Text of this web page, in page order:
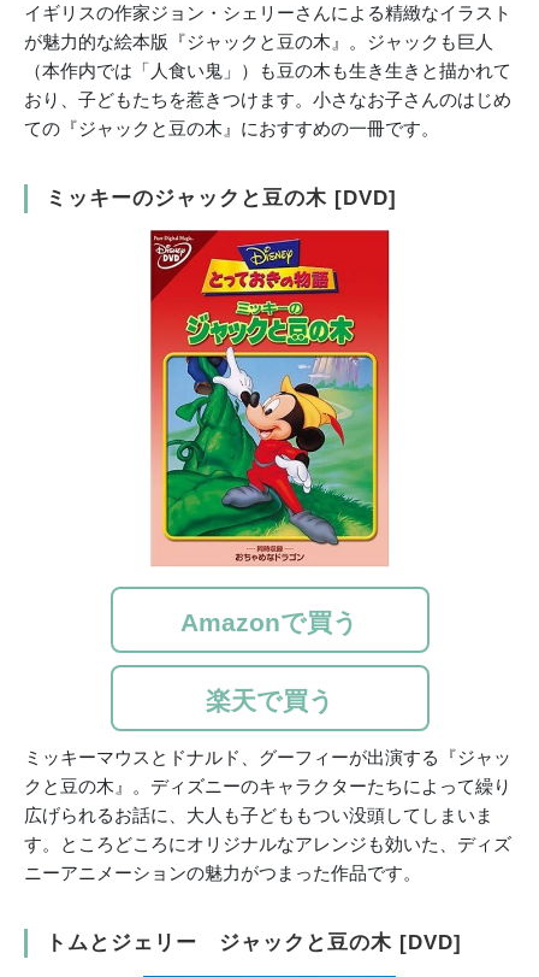
イギリスの作家ジョン・シェリーさんによる精緻なイラスト
が魅力的な絵本版『ジャックと豆の木』。ジャックも巨人
（本作内では「人食い鬼」）も豆の木も生き生きと描かれて
おり、子どもたちを惹きつけます。小さなお子さんのはじめ
ての『ジャックと豆の木』におすすめの一冊です。
ミッキーのジャックと豆の木 [DVD]
Amazonで買う
楽天で買う
ミッキーマウスとドナルド、グーフィーが出演する『ジャッ
クと豆の木』。ディズニーのキャラクターたちによって繰り
広げられるお話に、大人も子どももつい没頭してしまいま
す。ところどころにオリジナルなアレンジも効いた、ディズ
ニーアニメーションの魅力がつまった作品です。
トムとジェリー ジャックと豆の木 [DVD]